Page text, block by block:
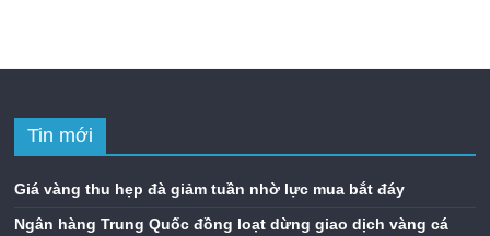
Tin mới
Giá vàng thu hẹp đà giảm tuần nhờ lực mua bắt đáy
Ngân hàng Trung Quốc đồng loạt dừng giao dịch vàng cá